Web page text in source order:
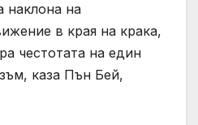
наклона на
в края на крака,
честотата на един
каза Пън Бей,